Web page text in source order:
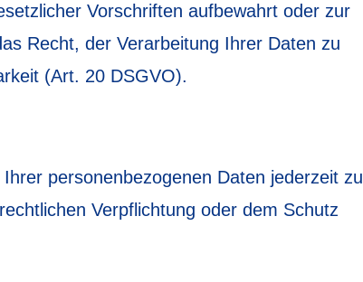
Vorschriften aufbewahrt oder zur
Recht, der Verarbeitung Ihrer Daten zu
(Art. 20 DSGVO).
personenbezogenen Daten jederzeit zu
Verpflichtung oder dem Schutz